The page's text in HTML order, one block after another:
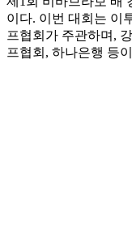
이다. 이번 대회는 이
프협회가 주관하며,
프협회, 하나은행 등